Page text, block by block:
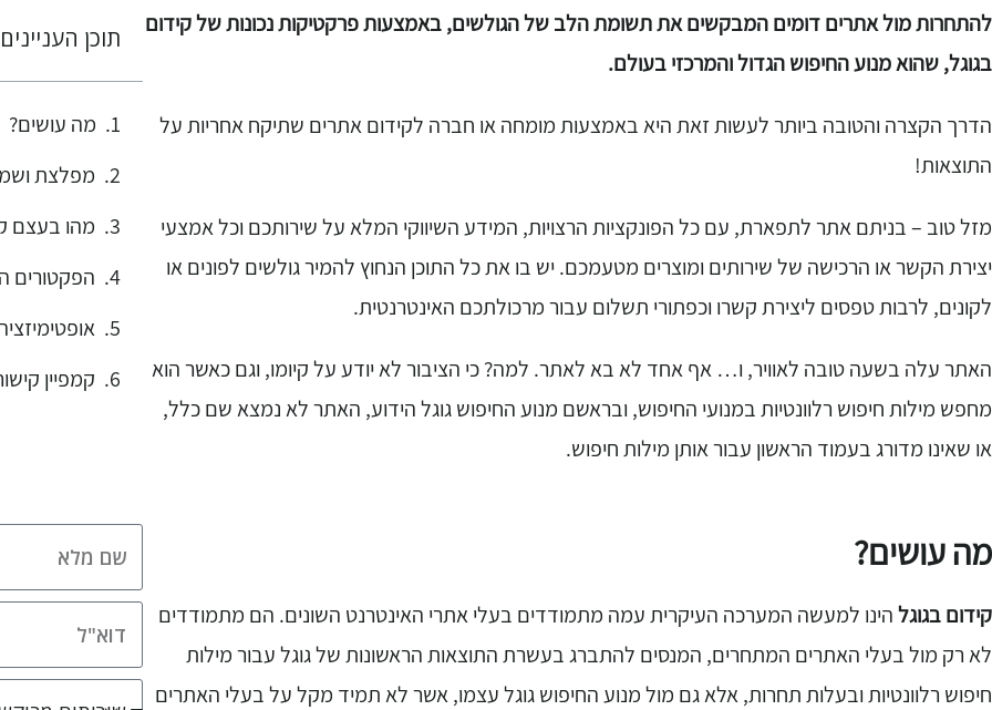
להתחרות מול אתרים דומים המבקשים את תשומת הלב של הגולשים, באמצעות פרקטיקות נכונות של קידום
בגוגל, שהוא מנוע החיפוש הגדול והמרכזי בעולם.
הדרך הקצרה והטובה ביותר לעשות זאת היא באמצעות מומחה או חברה לקידום אתרים שתיקח אחריות על
התוצאות!
מזל טוב – בניתם אתר לתפארת, עם כל הפונקציות הרצויות, המידע השיווקי המלא על שירותכם וכל אמצעי
יצירת הקשר או הרכישה של שירותים ומוצרים מטעמכם. יש בו את כל התוכן הנחוץ להמיר גולשים לפונים או
לקונים, לרבות טפסים ליצירת קשרו וכפתורי תשלום עבור מרכולתכם האינטרנטית.
האתר עלה בשעה טובה לאוויר, ו… אף אחד לא בא לאתר. למה? כי הציבור לא יודע על קיומו, וגם כאשר הוא
מחפש מילות חיפוש רלוונטיות במנועי החיפוש, ובראשם מנוע החיפוש גוגל הידוע, האתר לא נמצא שם כלל,
או שאינו מדורג בעמוד הראשון עבור אותן מילות חיפוש.
מה עושים?
קידום בגוגלהינו למעשה המערכה העיקרית עמה מתמודדים בעלי אתרי האינטרנט השונים. הם מתמודדים
לא רק מול בעלי האתרים המתחרים, המנסים להתברג בעשרת התוצאות הראשונות של גוגל עבור מילות
חיפוש רלוונטיות ובעלות תחרות, אלא גם מול מנוע החיפוש גוגל עצמו, אשר לא תמיד מקל על בעלי האתרים
תוכן העניינים
מה עושים?
מפלצת
מהו בעצם
הפקטורים
קמפיין